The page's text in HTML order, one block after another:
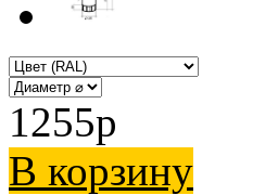
1255p
В корзину